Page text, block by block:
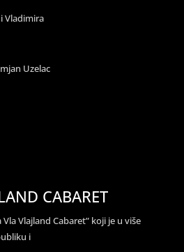
Vladimira
Uzelac
CABARET
Vlajland Cabaret” koji je u više
i